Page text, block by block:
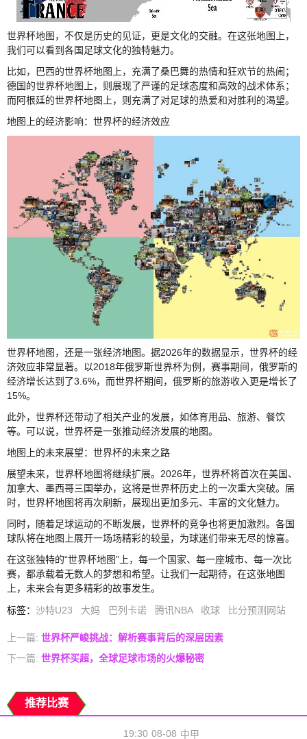
世界杯地图，不仅是历史的见证，更是文化的交融。在这张地图上，
我们可以看到各国足球文化的独特魅力。
比如，巴西的世界杯地图上，充满了桑巴舞的热情和狂欢节的热闹；
德国的世界杯地图上，则展现了严谨的足球态度和高效的战术体系；
而阿根廷的世界杯地图上，则充满了对足球的热爱和对胜利的渴望。
地图上的经济影响：世界杯的经济效应
世界杯地图，还是一张经济地图。据2026年的数据显示，世界杯的经
济效应非常显著。以2018年俄罗斯世界杯为例，赛事期间，俄罗斯的
经济增长达到了3.6%，而世界杯期间，俄罗斯的旅游收入更是增长了
15%。
此外，世界杯还带动了相关产业的发展，如体育用品、旅游、餐饮
等。可以说，世界杯是一张推动经济发展的地图。
地图上的未来展望：世界杯的未来之路
展望未来，世界杯地图将继续扩展。2026年，世界杯将首次在美国、
加拿大、墨西哥三国举办，这将是世界杯历史上的一次重大突破。届
时，世界杯地图将再次刷新，展现出更加多元、丰富的文化魅力。
同时，随着足球运动的不断发展，世界杯的竞争也将更加激烈。各国
球队将在地图上展开一场场精彩的较量，为球迷们带来无尽的惊喜。
在这张独特的“世界杯地图”上，每一个国家、每一座城市、每一次比
赛，都承载着无数人的梦想和希望。让我们一起期待，在这张地图
上，未来会有更多精彩的故事发生。
标签： 沙特U23 大妈 巴列卡诺 腾讯NBA 收球 比分预测网站
上一篇: 世界杯严峻挑战：解析赛事背后的深层因素
下一篇: 世界杯买超，全球足球市场的火爆秘密
推荐比赛
08-08
19:30 中甲